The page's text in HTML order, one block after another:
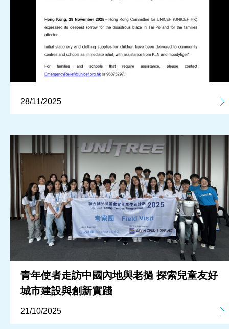
28/11/2025
青年使者走訪中國內地與老撾 探索兒童友好
城市建設與創新實踐
21/10/2025